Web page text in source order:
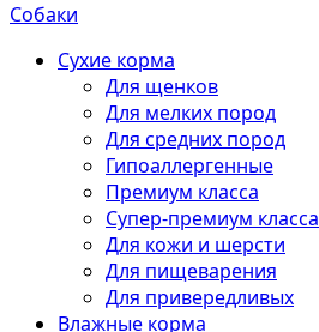
Собаки
Сухие корма
Для щенков
Для мелких пород
Для средних пород
Гипоаллергенные
Премиум класса
Супер-премиум класса
Для кожи и шерсти
Для пищеварения
Для привередливых
Влажные корма